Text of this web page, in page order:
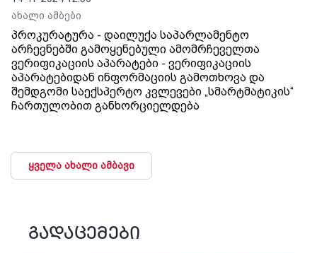
ახალი ამბები
პროკურატურა - დაილუქა საპარლამენტო
არჩევნებში გამოყენებული ამომრჩეველთა
ვერიფიკაციის აპარატები - ვერიფიკაციის
აპარატებიდან ინფორმაციის გამოთხოვა და
შემდგომი საექსპერტო კვლევები „სმარტმატიკის“
ჩართულობით განხორციელდება
ყველა ახალი ამბავი
გადაცემები